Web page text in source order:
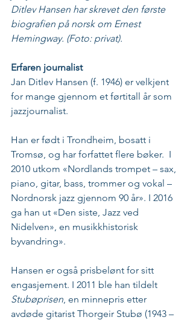
Ditlev Hansen har skrevet den første
biografien på norsk om Ernest
Hemingway. (Foto: privat).
Erfaren journalist
Jan Ditlev Hansen (f. 1946) er velkjent
for mange gjennom et førtitall år som
jazzjournalist.
Han er født i Trondheim, bosatt i
Tromsø, og har forfattet flere bøker.  I
2010 utkom «Nordlands trompet – sax,
piano, gitar, bass, trommer og vokal –
Nordnorsk jazz gjennom 90 år». I 2016
ga han ut «Den siste, Jazz ved
Nidelven», en musikkhistorisk
byvandring».
Hansen er også prisbelønt for sitt
engasjement. I 2011 ble han tildelt
Stubøprisen, en minnepris etter
avdøde gitarist Thorgeir Stubø (1943 –